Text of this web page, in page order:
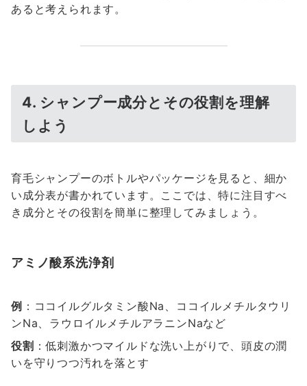
あると考えられます。
4. シャンプー成分とその役割を理解
しよう
育毛シャンプーのボトルやパッケージを見ると、細か
い成分表が書かれています。ここでは、特に注目すべ
き成分とその役割を簡単に整理してみましょう。
アミノ酸系洗浄剤
例 ：ココイルグルタミン酸Na、ココイルメチルタウリ
ンNa、ラウロイルメチルアラニンNaなど
役割 ：低刺激かつマイルドな洗い上がりで、頭皮の潤
いを守りつつ汚れを落とす